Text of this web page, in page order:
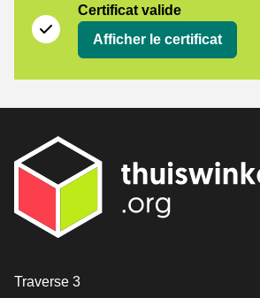
Certificat valide
Afficher le certificat
[_General:Contact]
Traverse 3